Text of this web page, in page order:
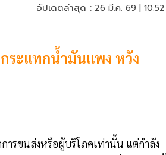
อัปเดตล่าสุด : 26 มี.ค. 69 |
กระแทกน้ำมันแพง หวัง
ารขนส่งหรือผู้บริโภคเท่านั้น แต่กำลัง